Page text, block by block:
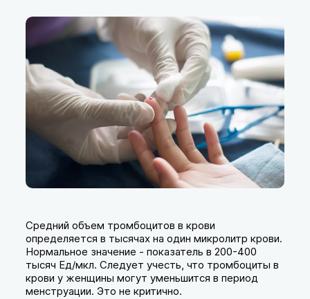
Средний объем тромбоцитов в крови
определяется в тысячах на один микролитр крови.
Нормальное значение - показатель в 200-400
тысяч Ед/мкл. Следует учесть, что тромбоциты в
крови у женщины могут уменьшится в период
менструации. Это не критично.